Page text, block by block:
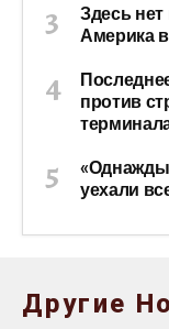
Здесь
Америка
против
«Однажды
уехали
Другие